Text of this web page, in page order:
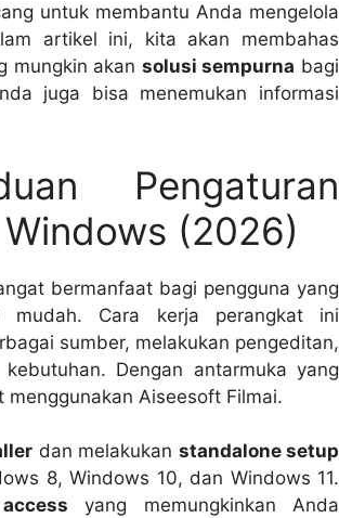
untuk membantu Anda mengelola
artikel ini, kita akan membahas
mungkin akan solusi sempurna bagi
juga bisa menemukan informasi
Pengaturan
(2026)
bermanfaat bagi pengguna yang
mudah. Cara kerja perangkat ini
sumber, melakukan pengeditan,
Dengan antarmuka yang
Aiseesoft Filmai.
dan melakukan standalone setup
8, Windows 10, dan Windows 11.
yang memungkinkan Anda